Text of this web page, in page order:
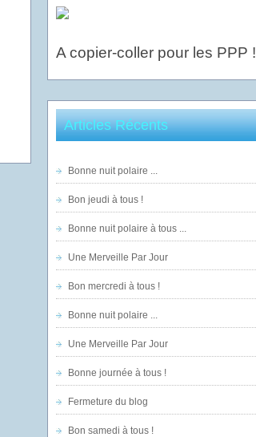
A copier-coller pour les PPP !
Articles Récents
Bonne nuit polaire ...
Bon jeudi à tous !
Bonne nuit polaire à tous ...
Une Merveille Par Jour
Bon mercredi à tous !
Bonne nuit polaire ...
Une Merveille Par Jour
Bonne journée à tous !
Fermeture du blog
Bon samedi à tous !